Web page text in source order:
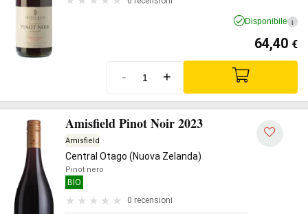
Disponibile i
64,40 €
- +
Amisfield Pinot Noir 2023
Amisfield
Central Otago (Nuova Zelanda)
Pinot nero
BIO
0 recensioni